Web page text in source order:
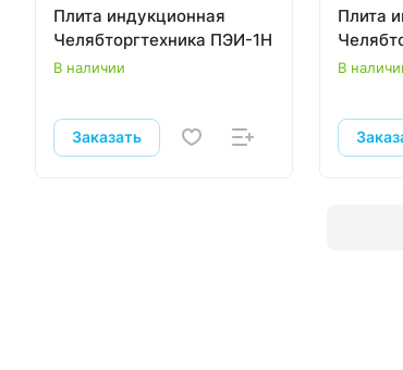
Плита индукционная
Челябторгтехника ПЭИ-1Н
В наличии
Заказать
Плита
В